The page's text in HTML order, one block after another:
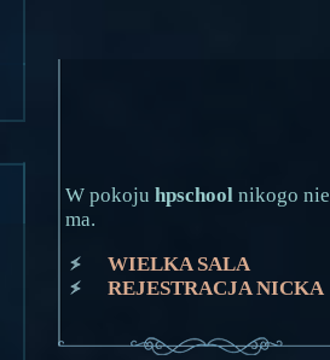
W pokoju hpschool nikogo nie
ma.
WIELKA SALA
REJESTRACJA NICKA